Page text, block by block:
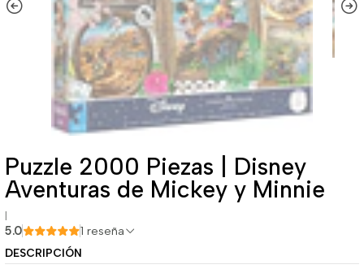
Puzzle 2000 Piezas | Disney
Aventuras de Mickey y Minnie
|
5.0 1 reseña
DESCRIPCIÓN